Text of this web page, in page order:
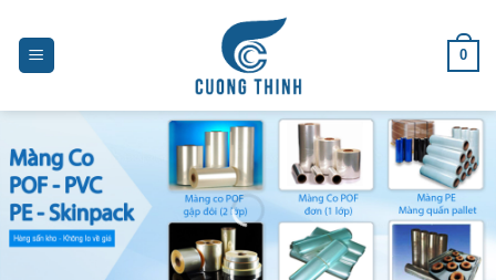
content
0